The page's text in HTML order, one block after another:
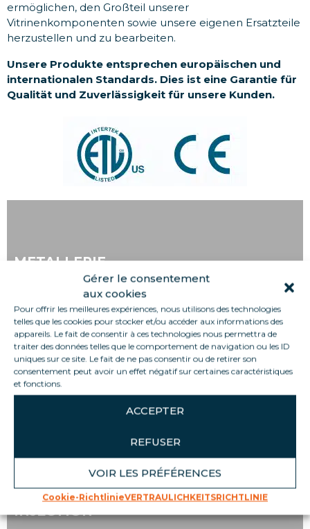
Gérer le consentement
aux cookies
Pour offrir les meilleures expériences, nous utilisons des technologies
telles que les cookies pour stocker et/ou accéder aux informations des
appareils. Le fait de consentir à ces technologies nous permettra de
traiter des données telles que le comportement de navigation ou les ID
uniques sur ce site. Le fait de ne pas consentir ou de retirer son
consentement peut avoir un effet négatif sur certaines caractéristiques
et fonctions.
ACCEPTER
REFUSER
VOIR LES PRÉFÉRENCES
Cookie-RichtlinieVERTRAULICHKEITSRICHTLINIE
ermöglichen, den Großteil unserer
Vitrinenkomponenten sowie unsere eigenen Ersatzteile
herzustellen und zu bearbeiten.
Unsere Produkte entsprechen europäischen und
internationalen Standards. Dies ist eine Garantie für
Qualität und Zuverlässigkeit für unsere Kunden.
METALLERIE
THERMO FORMAGE
INJECTION